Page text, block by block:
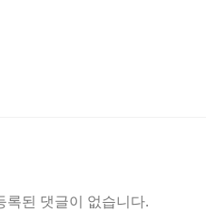
록된 댓글이 없습니다.